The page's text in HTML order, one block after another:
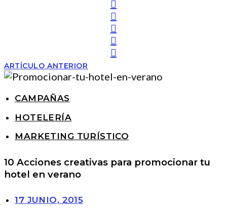
ARTÍCULO ANTERIOR
CAMPAÑAS
HOTELERÍA
MARKETING TURÍSTICO
10 Acciones creativas para promocionar tu
hotel en verano
17 JUNIO, 2015